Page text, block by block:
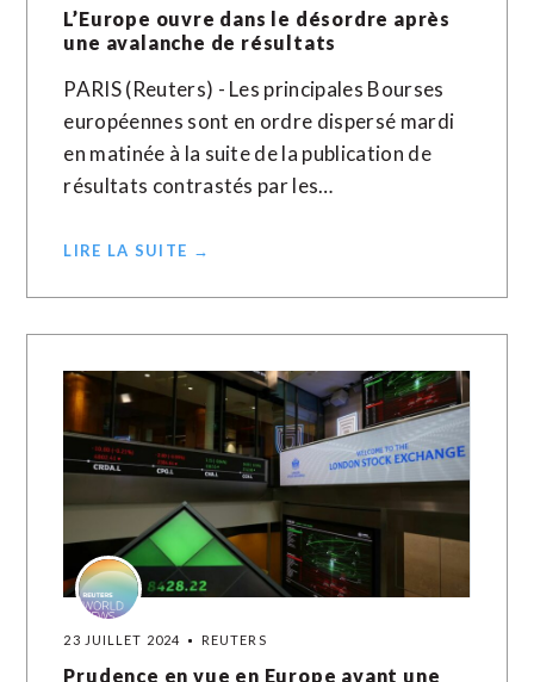
L’Europe ouvre dans le désordre après
une avalanche de résultats
PARIS (Reuters) - Les principales Bourses
européennes sont en ordre dispersé mardi
en matinée à la suite de la publication de
résultats contrastés par les…
LIRE LA SUITE →
23 JUILLET 2024 REUTERS
Prudence en vue en Europe avant une